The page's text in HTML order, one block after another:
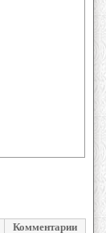
Комментарии